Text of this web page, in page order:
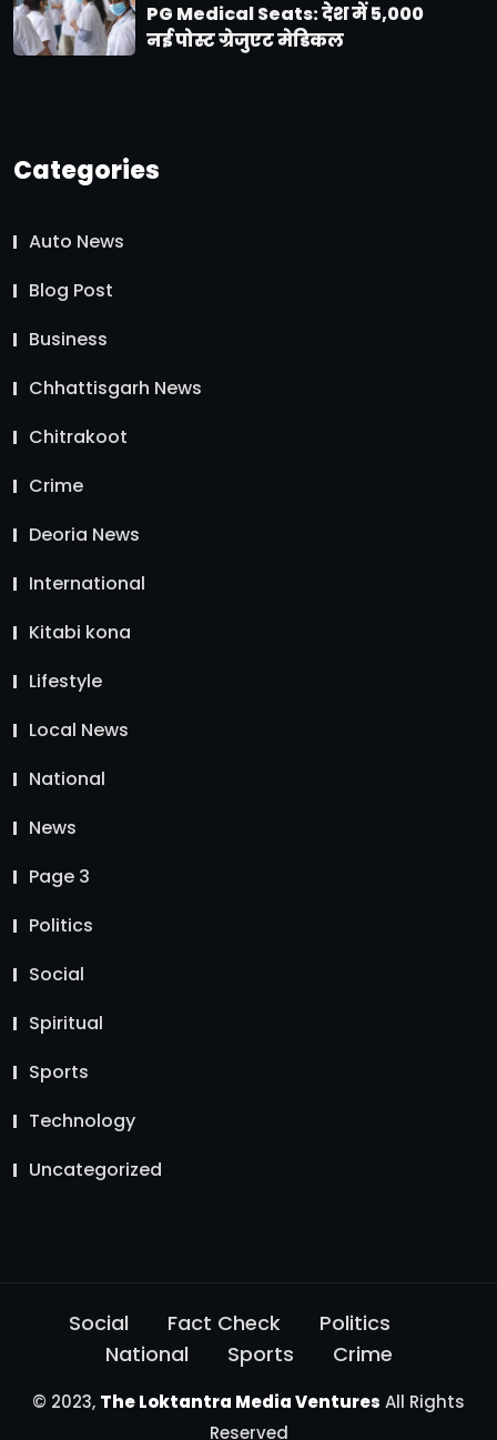
PG Medical Seats: देश में 5,000
नई पोस्ट ग्रेजुएट मेडिकल
Categories
Auto News
Blog Post
Business
Chhattisgarh News
Chitrakoot
Crime
Deoria News
International
Kitabi kona
Lifestyle
Local News
National
News
Page 3
Politics
Social
Spiritual
Sports
Technology
Uncategorized
Social Fact Check
Politics
National
Sports Crime
© 2023, The Loktantra Media Ventures All Rights
Reserved